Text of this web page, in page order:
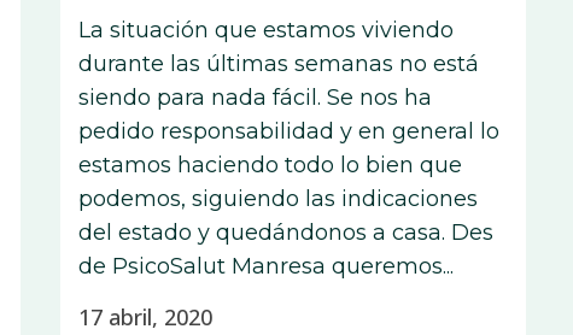
La situación que estamos viviendo
durante las últimas semanas no está
siendo para nada fácil. Se nos ha
pedido responsabilidad y en general lo
estamos haciendo todo lo bien que
podemos, siguiendo las indicaciones
del estado y quedándonos a casa. Des
de PsicoSalut Manresa queremos...
17 abril, 2020